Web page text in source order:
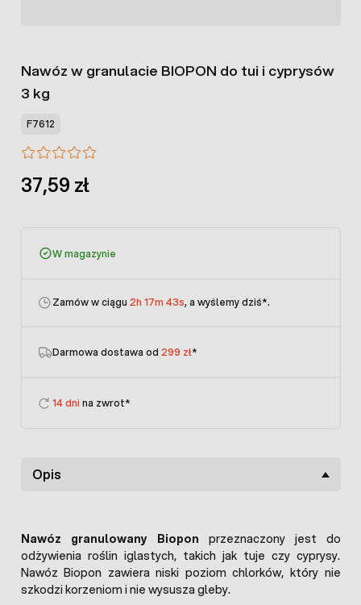
Nawóz w granulacie BIOPON do tui i cyprysów
3 kg
F7612
37,59 zł
W magazynie
Zamów w ciągu 2h 17m 43s, a wyślemy dziś*.
Darmowa dostawa od 299 zł*
14 dni na zwrot*
Opis
Nawóz granulowany Biopon przeznaczony jest do
odżywienia roślin iglastych, takich jak tuje czy cyprysy.
Nawóz Biopon zawiera niski poziom chlorków, który nie
szkodzi korzeniom i nie wysusza gleby.